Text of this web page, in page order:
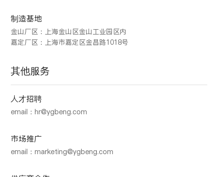
制造基地
金山厂区：上海金山区金山工业园区内
嘉定厂区：上海市嘉定区金昌路1018号
其他服务
人才招聘
email：hr@ygbeng.com
市场推广
email：marketing@ygbeng.com